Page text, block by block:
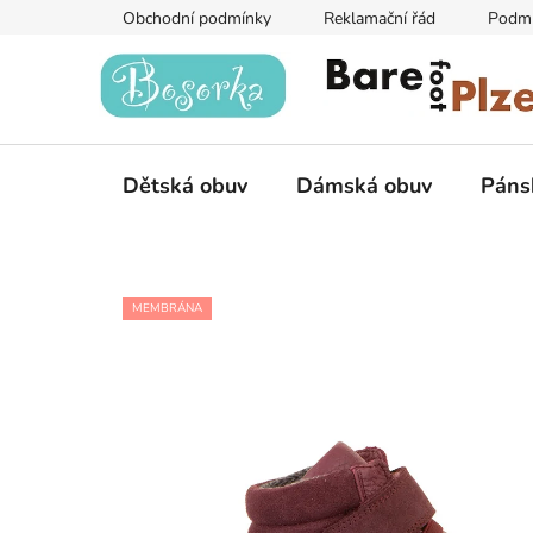
Obchodní podmínky Reklamační řád
Dětská obuv Dámská obuv
MEMBRÁNA